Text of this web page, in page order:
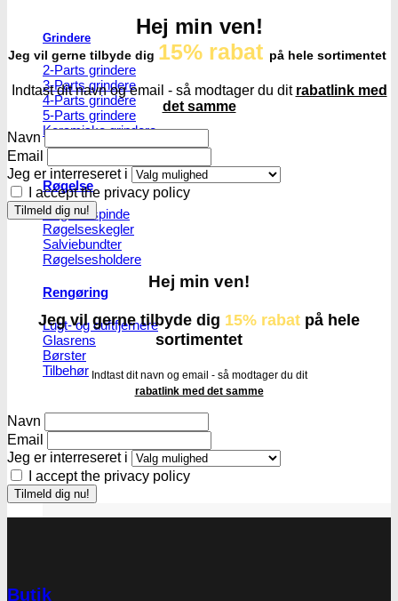
Grindere
2-Parts grindere
3-Parts grindere
4-Parts grindere
5-Parts grindere
Keramiske grindere
Røgelse
Røgelsespinde
Røgelseskegler
Salviebundter
Røgelsesholdere
Rengøring
Lugt- og duftfjernere
Glasrens
Børster
Tilbehør
Hej min ven!
Jeg vil gerne tilbyde dig 15% rabat på hele sortimentet
Indtast dit navn og email - så modtager du dit rabatlink med
det samme
Navn
Email
Jeg er interreseret i
I accept the privacy policy
Hej min ven!
Jeg vil gerne tilbyde dig 15% rabat på hele
sortimentet
Indtast dit navn og email - så modtager du dit
rabatlink med det samme
Navn
Email
Jeg er interreseret i
I accept the privacy policy
Butik